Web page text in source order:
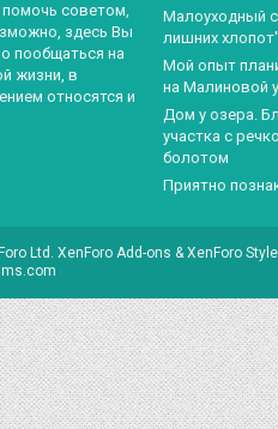
советом,
здесь Вы
пообщаться на
жизни, в
относятся и
Малоуходный
лишних хлопот"
Мой опыт
на Малиновой
Дом у озера.
участка с
болотом
Приятно
Ltd. XenForo Add-ons &XenForo